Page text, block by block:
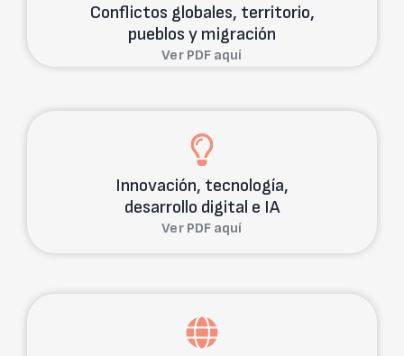
Conflictos globales, territorio,
pueblos y migración
Ver PDF aquí
Innovación, tecnología,
desarrollo digital e IA
Ver PDF aquí